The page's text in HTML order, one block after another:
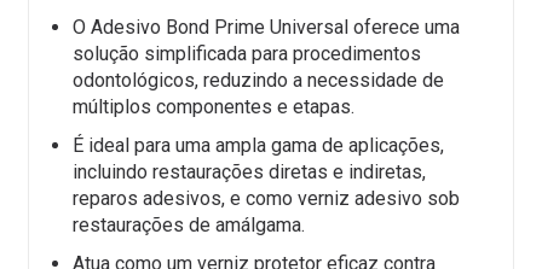
O Adesivo Bond Prime Universal oferece uma
solução simplificada para procedimentos
odontológicos, reduzindo a necessidade de
múltiplos componentes e etapas.
É ideal para uma ampla gama de aplicações,
incluindo restaurações diretas e indiretas,
reparos adesivos, e como verniz adesivo sob
restaurações de amálgama.
Atua como um verniz protetor eficaz contra